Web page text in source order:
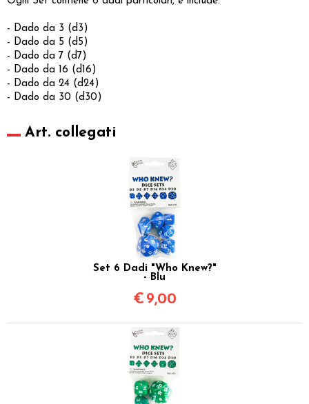
- Dado da 3 (d3)
- Dado da 5 (d5)
- Dado da 7 (d7)
- Dado da 16 (d16)
- Dado da 24 (d24)
- Dado da 30 (d30)
Art. collegati
Set 6 Dadi "Who Knew?"
- Blu
€ 9,00